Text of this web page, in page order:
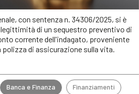
con sentenza n. 34306/2025, si è
di un sequestro preventivo di
corrente dell'indagato, proveniente
di assicurazione sulla vita.
Banca e Finanza Finanziamenti